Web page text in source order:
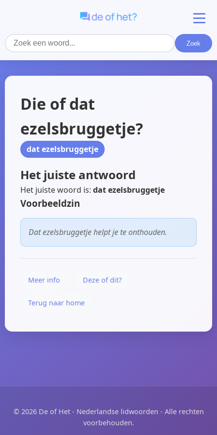
Zoek
Die of dat
ezelsbruggetje?
dat ezelsbruggetje
Het juiste antwoord
Het juiste woord is: dat ezelsbruggetje
Voorbeeldzin
Dat ezelsbruggetje helpt je te onthouden.
Meer info Deze of dit?
Terug naar home
© 2026 De of Het - Nederlandse lidwoorden - Alle rechten
voorbehouden.